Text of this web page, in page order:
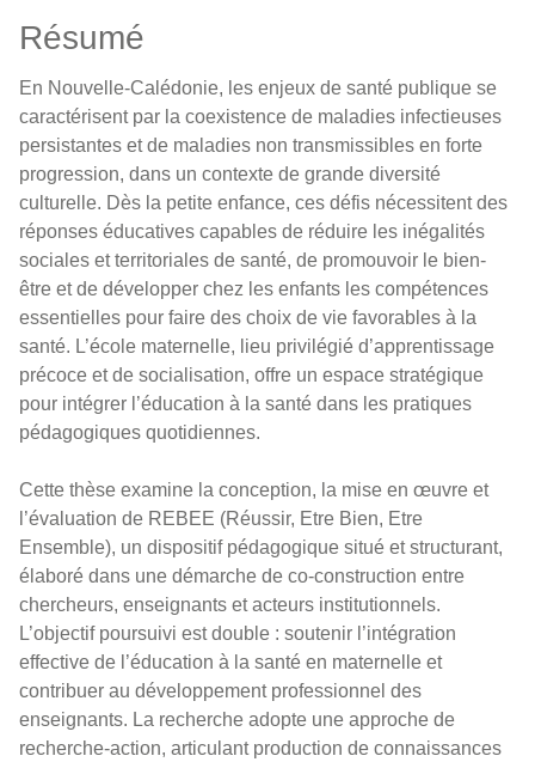
Résumé
En Nouvelle-Calédonie, les enjeux de santé publique se
caractérisent par la coexistence de maladies infectieuses
persistantes et de maladies non transmissibles en forte
progression, dans un contexte de grande diversité
culturelle. Dès la petite enfance, ces défis nécessitent des
réponses éducatives capables de réduire les inégalités
sociales et territoriales de santé, de promouvoir le bien-
être et de développer chez les enfants les compétences
essentielles pour faire des choix de vie favorables à la
santé. L’école maternelle, lieu privilégié d’apprentissage
précoce et de socialisation, offre un espace stratégique
pour intégrer l’éducation à la santé dans les pratiques
pédagogiques quotidiennes.
Cette thèse examine la conception, la mise en œuvre et
l’évaluation de REBEE (Réussir, Etre Bien, Etre
Ensemble), un dispositif pédagogique situé et structurant,
élaboré dans une démarche de co-construction entre
chercheurs, enseignants et acteurs institutionnels.
L’objectif poursuivi est double : soutenir l’intégration
effective de l’éducation à la santé en maternelle et
contribuer au développement professionnel des
enseignants. La recherche adopte une approche de
recherche-action, articulant production de connaissances